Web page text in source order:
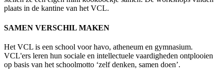
plaats in de kantine van het VCL.
SAMEN VERSCHIL MAKEN
Het VCL is een school voor havo, atheneum en gymnasium.
VCL'ers leren hun sociale en intellectuele vaardigheden ontplooien
op basis van het schoolmotto ‘zelf denken, samen doen’.